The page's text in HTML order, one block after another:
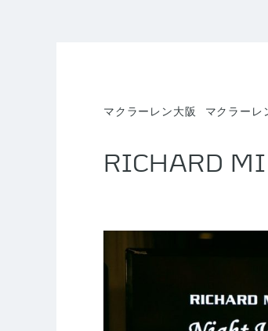
マクラーレン大阪 マクラーレ
RICHARD